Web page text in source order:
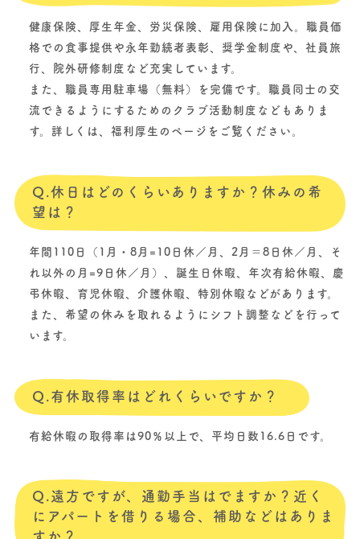
健康保険、厚生年金、労災保険、雇用保険に加入。職員価
格での食事提供や永年勤続者表彰、奨学金制度や、社員旅
行、院外研修制度など充実しています。
また、職員専用駐車場（無料）を完備です。職員同士の交
流できるようにするためのクラブ活動制度などもありま
す。詳しくは、福利厚生のページをご覧ください。
Q.休日はどのくらいありますか？休みの希
望は？
年間110日（1月・8月=10日休／月、2月＝8日休／月、そ
れ以外の月=9日休／月）、誕生日休暇、年次有給休暇、慶
弔休暇、育児休暇、介護休暇、特別休暇などがあります。
また、希望の休みを取れるようにシフト調整などを行って
います。
Q.有休取得率はどれくらいですか？
有給休暇の取得率は90％以上で、平均日数16.6日です。
Q.遠方ですが、通勤手当はでますか？近く
にアパートを借りる場合、補助などはありま